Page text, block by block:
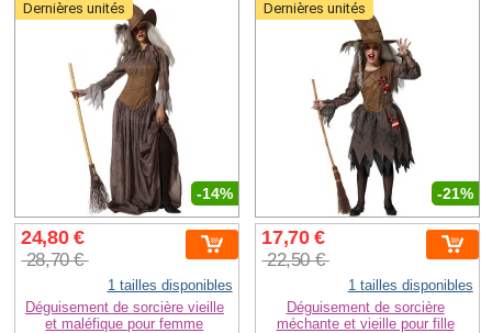
Dernières unités
-14%
24,80 €
28,70 €
1 tailles disponibles
Déguisement de sorcière vieille
et maléfique pour femme
Dernières unités
-21%
17,70 €
22,50 €
1 tailles disponibles
Déguisement de sorcière
méchante et vieille pour fille